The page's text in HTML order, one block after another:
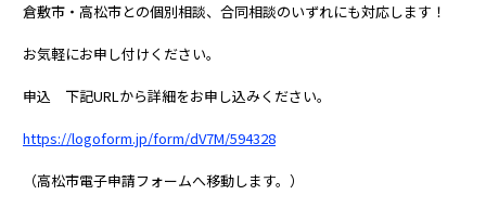
倉敷市・高松市との個別相談、合同相談のいずれにも対応します！
お気軽にお申し付けください。
申込 下記URLから詳細をお申し込みください。
https://logoform.jp/form/dV7M/594328
（高松市電子申請フォームへ移動します。）